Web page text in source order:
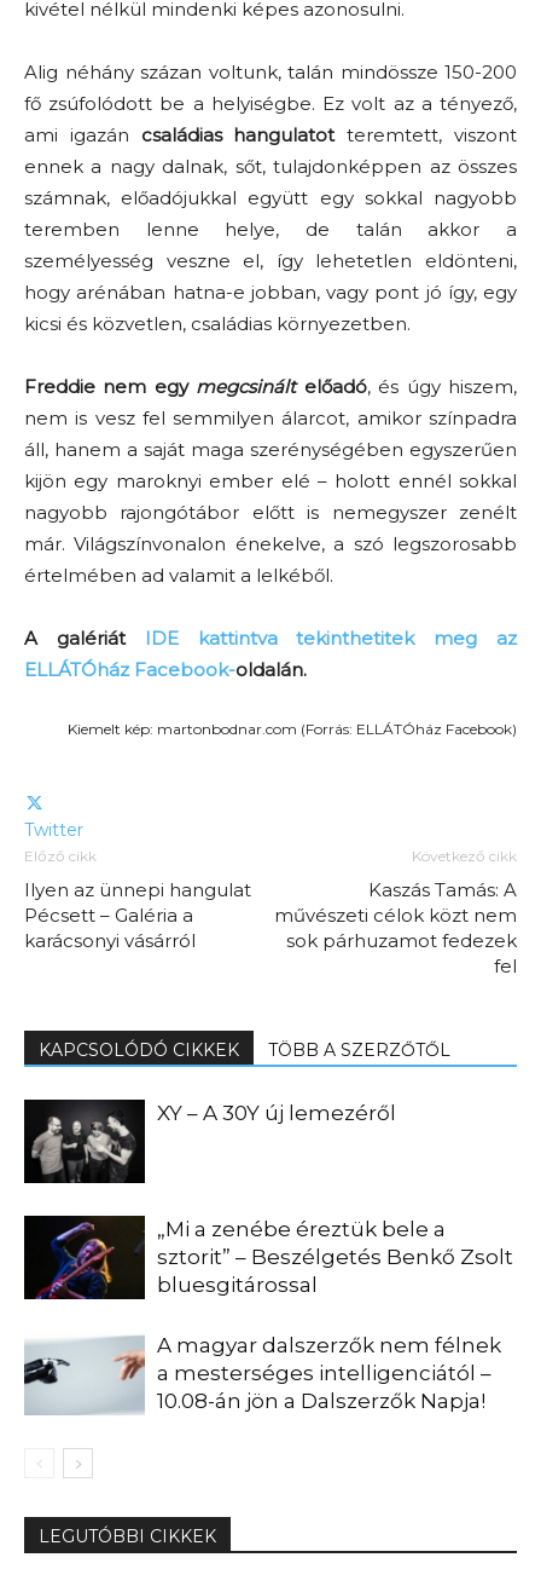
kivétel nélkül mindenki képes azonosulni.
Alig néhány százan voltunk, talán mindössze 150-200
fő zsúfolódott be a helyiségbe. Ez volt az a tényező,
ami igazán családias hangulatotteremtett, viszont
ennek a nagy dalnak, sőt, tulajdonképpen az összes
számnak, előadójukkal együtt egy sokkal nagyobb
teremben lenne helye, de talán akkor a
személyesség veszne el, így lehetetlen eldönteni,
hogy arénában hatna-e jobban, vagy pont jó így, egy
kicsi és közvetlen, családias környezetben.
Freddie nem egy megcsináltelőadó, és úgy hiszem,
nem is vesz fel semmilyen álarcot, amikor színpadra
áll, hanem a saját maga szerénységében egyszerűen
kijön egy maroknyi ember elé – holott ennél sokkal
nagyobb rajongótábor előtt is nemegyszer zenélt
már. Világszínvonalon énekelve, a szó legszorosabb
értelmében ad valamit a lelkéből.
A galériát
IDE kattintva tekinthetitek meg az
ELLÁTÓház Facebook-oldalán.
Kiemelt kép: martonbodnar.com (Forrás: ELLÁTÓház Facebook)
Twitter
Előző cikk
Ilyen az ünnepi hangulat
Pécsett – Galéria a
karácsonyi vásárról
Következő cikk
Kaszás Tamás: A
művészeti célok közt nem
sok párhuzamot fedezek
fel
KAPCSOLÓDÓ CIKKEK TÖBB A SZERZŐTŐL
XY – A 30Y új lemezéről
„Mi a zenébe éreztük bele a
sztorit” – Beszélgetés Benkő Zsolt
bluesgitárossal
A magyar dalszerzők nem félnek
a mesterséges intelligenciától –
10.08-án jön a Dalszerzők Napja!
LEGUTÓBBI CIKKEK